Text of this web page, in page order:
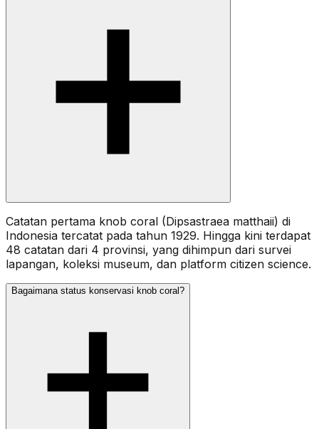
Catatan pertama knob coral (Dipsastraea matthaii) di
Indonesia tercatat pada tahun 1929. Hingga kini terdapat
48 catatan dari 4 provinsi, yang dihimpun dari survei
lapangan, koleksi museum, dan platform citizen science.
Bagaimana status konservasi knob coral?